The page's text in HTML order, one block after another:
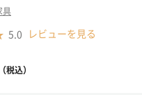
具
5.0 レビューを見る
（税込）